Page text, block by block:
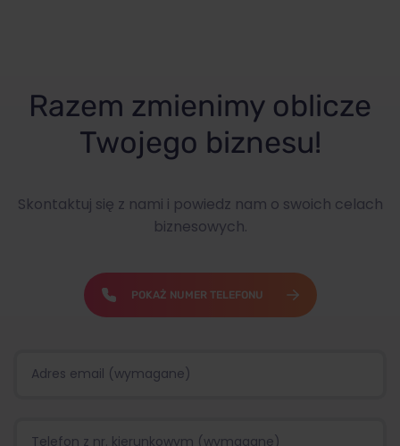
Razem zmienimy oblicze
Twojego biznesu!
Skontaktuj się z nami i powiedz nam o swoich celach
biznesowych.
POKAŻ NUMER TELEFONU